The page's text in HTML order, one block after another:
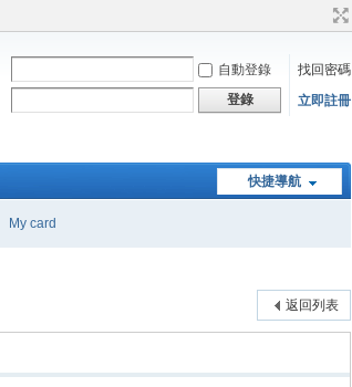
自動登錄
找回密碼
登錄 立即註冊
快捷導航
My card
返回列表